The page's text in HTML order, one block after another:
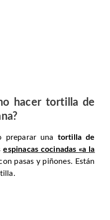
hacer tortilla de
preparar una tortilla de
espinacas cocinadas «a la
pasas y piñones. Están